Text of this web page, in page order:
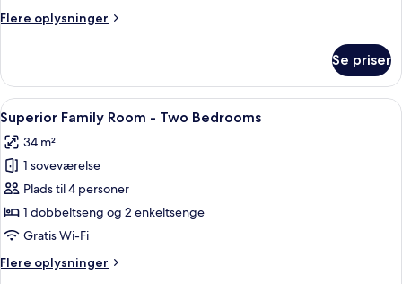
Flere oplysninger
Flere
værelse
havudsigt
Se priser
Indlæs
alle
billeder
af
Superior
Family
Room
Two
Et hotelværelse med en stor seng,
9
Superior Family Room - Two Bedrooms
34 m²
1 soveværelse
Plads til 4 personer
1 dobbeltseng og 2 enkeltsenge
Gratis Wi-Fi
Flere oplysninger
Flere